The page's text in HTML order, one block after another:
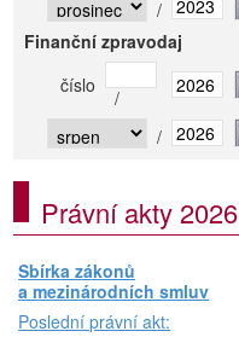
/
Finanční zpravodaj
číslo
/
/
Právní akty 2026
Sbírka zákonů
a mezinárodních smluv
Poslední právní akt: